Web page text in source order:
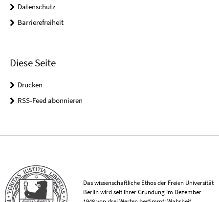
Datenschutz
Barrierefreiheit
Diese Seite
Drucken
RSS-Feed abonnieren
Das wissenschaftliche Ethos der Freien Universität
Berlin wird seit ihrer Gründung im Dezember